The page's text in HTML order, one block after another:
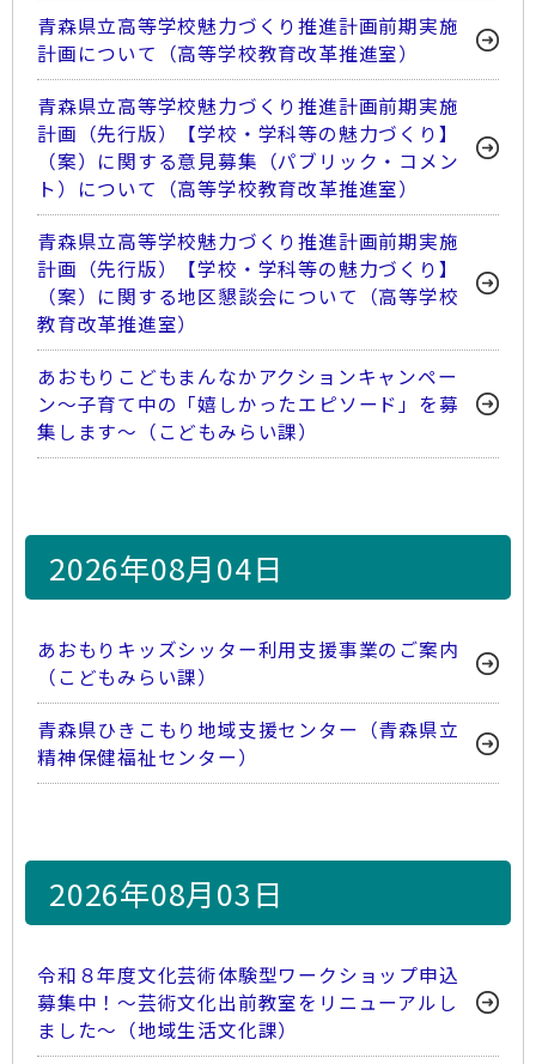
青森県立高等学校魅力づくり推進計画前期実施
計画について（高等学校教育改革推進室）
青森県立高等学校魅力づくり推進計画前期実施
計画（先行版）【学校・学科等の魅力づくり】
（案）に関する意見募集（パブリック・コメン
ト）について（高等学校教育改革推進室）
青森県立高等学校魅力づくり推進計画前期実施
計画（先行版）【学校・学科等の魅力づくり】
（案）に関する地区懇談会について（高等学校
教育改革推進室）
あおもりこどもまんなかアクションキャンペー
ン～子育て中の「嬉しかったエピソード」を募
集します～（こどもみらい課）
2026年08月04日
あおもりキッズシッター利用支援事業のご案内
（こどもみらい課）
青森県ひきこもり地域支援センター（青森県立
精神保健福祉センター）
2026年08月03日
令和８年度文化芸術体験型ワークショップ申込
募集中！～芸術文化出前教室をリニューアルし
ました～（地域生活文化課）